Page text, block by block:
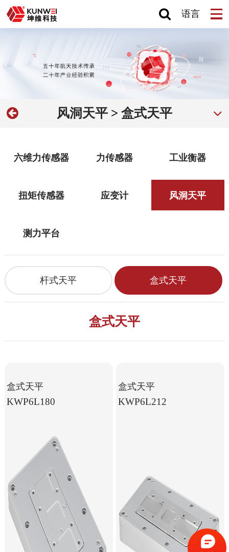
语言
风洞天平 > 盒式天平
六维力传感器 力传感器 工业衡器
扭矩传感器 应变计 风洞天平
测力平台
杆式天平 盒式天平
盒式天平
盒式天平
KWP6L180
盒式天平
KWP6L212